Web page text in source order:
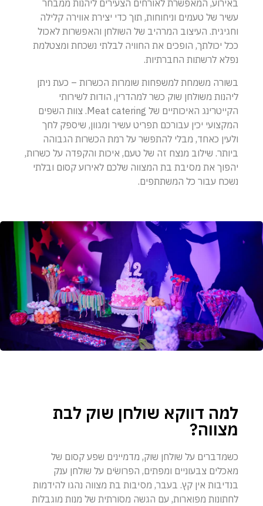
באירוע, המאפשרת לאורחים הצעירים ליהנות ממבחר
עשיר של טעמים וניחוחות, תוך כדי יצירת אווירה קלילה
וחגיגית. העיצוב המרהיב של השולחן והאפשרות לאכול
ככל יכולתך, הופכים את החוויה לבלתי נשכחת ומצטלמת
נפלא לרשתות החברתיות.
בשורה משמחת למשפחות שומרות הכשרות – כעת ניתן
ליהנות משולחן שוק כשר למהדרין, הודות לשירותי
הקייטרינג האיכותיים של Meat catering. צוות השפים
המקצועי יכין עבורכם תפריט עשיר ומגוון, שיספק לחך
ולעין כאחד, מבלי להתפשר על רמת הכשרות הגבוהה
ביותר. שילוב מנצח זה של טעם, איכות והקפדה על כשרות,
יהפוך את מסיבת בת המצווה שלכם לאירוע קסום ובלתי
נשכח עבור כל המשתתפים.
למה דווקא שולחן שוק לבת
מצווה?
כשמדברים על שולחן שוק, מדמיינים שפע קסום של
מאכלים צבעוניים ומפתים, הפרושׂים על שולחן ענק
בנדיבות אין קץ. בעבר, מסיבות בת מצווה נהגו להידמות
לחתונות מפוארות, עם הגשה מסורתית של מנות מוגבלות